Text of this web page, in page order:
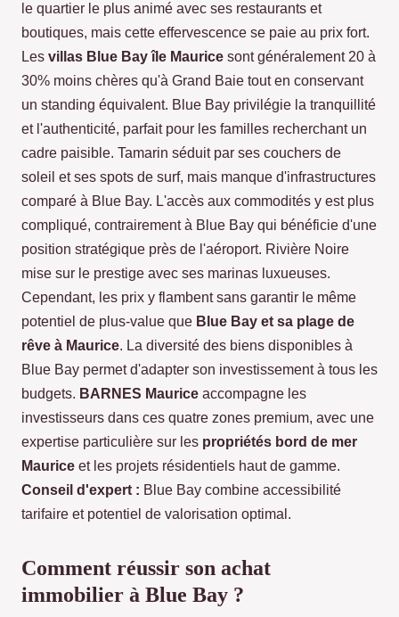
le quartier le plus animé avec ses restaurants et
boutiques, mais cette effervescence se paie au prix fort.
Les villas Blue Bay île Maurice sont généralement 20 à
30% moins chères qu'à Grand Baie tout en conservant
un standing équivalent. Blue Bay privilégie la tranquillité
et l'authenticité, parfait pour les familles recherchant un
cadre paisible. Tamarin séduit par ses couchers de
soleil et ses spots de surf, mais manque d'infrastructures
comparé à Blue Bay. L'accès aux commodités y est plus
compliqué, contrairement à Blue Bay qui bénéficie d'une
position stratégique près de l'aéroport. Rivière Noire
mise sur le prestige avec ses marinas luxueuses.
Cependant, les prix y flambent sans garantir le même
potentiel de plus-value que Blue Bay et sa plage de
rêve à Maurice. La diversité des biens disponibles à
Blue Bay permet d'adapter son investissement à tous les
budgets. BARNES Maurice accompagne les
investisseurs dans ces quatre zones premium, avec une
expertise particulière sur les propriétés bord de mer
Maurice et les projets résidentiels haut de gamme.
Conseil d'expert : Blue Bay combine accessibilité
tarifaire et potentiel de valorisation optimal.
Comment réussir son achat
immobilier à Blue Bay ?